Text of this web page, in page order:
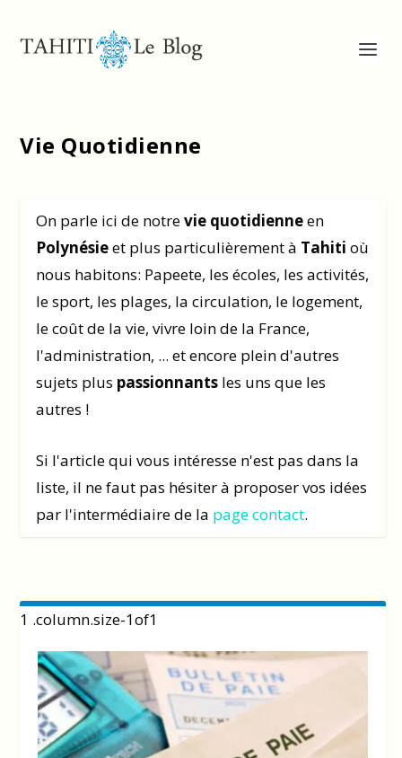
Vie Quotidienne
On parle ici de notrevie quotidienneen
Polynésieet plus particulièrement à Tahiti où
nous habitons: Papeete, les écoles, les activités,
le sport, les plages, la circulation, le logement,
le coût de la vie, vivre loin de la France,
l'administration, ... et encore plein d'autres
sujets plus passionnants les uns que les
autres !
Si l'article qui vous intéresse n'est pas dans la
liste, il ne faut pas hésiter à proposer vos idées
par l'intermédiaire de la page contact.